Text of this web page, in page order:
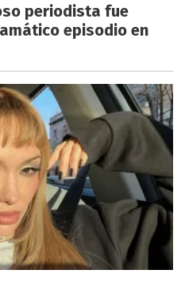
periodista fue
episodio en